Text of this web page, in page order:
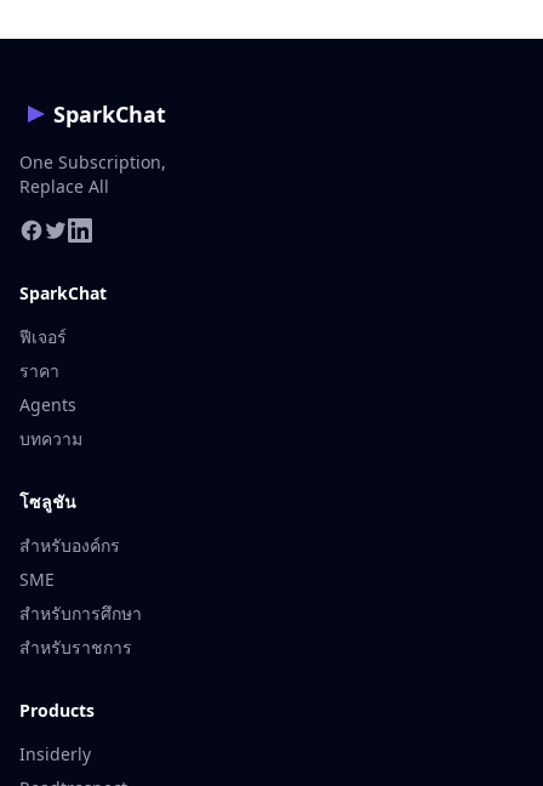
SparkChat
One Subscription,
Replace All
SparkChat
ฟีเจอร์
ราคา
Agents
บทความ
โซลูชัน
สำหรับองค์กร
SME
สำหรับการศึกษา
สำหรับราชการ
Products
Insiderly